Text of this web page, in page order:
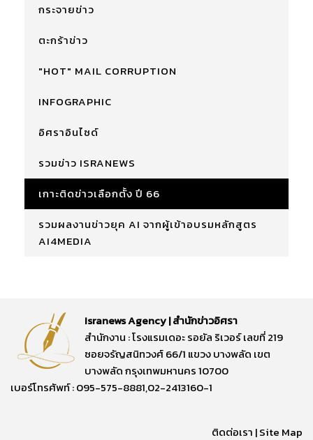
กระจายข่าว
ตะกร้าข่าว
"HOT" MAIL CORRUPTION
INFOGRAPHIC
อิศราอินไซด์
รวมข่าว ISRANEWS
เกาะติดข่าวเลือกตั้ง ปี 66
รวมผลงานข่าวยุค AI จากผู้เข้าอบรมหลักสูตร
AI4MEDIA
Isranews Agency | สำนักข่าวอิศรา
สำนักงาน : โรงแรมเดอะ รอยัล ริเวอร์ เลขที่ 219
ซอยจรัญสนิทวงศ์ 66/1 แขวง บางพลัด เขต
บางพลัด กรุงเทพมหานคร 10700
เบอร์โทรศัพท์ : 095-575-8881,02-2413160-1
ติดต่อเรา |Site Map